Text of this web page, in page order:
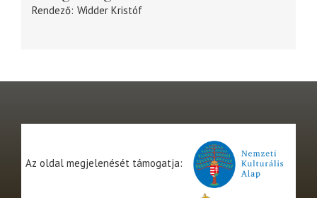
Rendező Widder Kristóf
Az oldal megjelenését támogatja: